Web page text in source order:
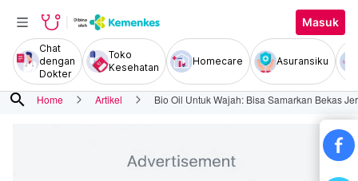
Masuk
Chat
dengan
Dokter
Toko
Kesehatan
Homecare Asuransiku
search Home Artikel Bio Oil Untuk Wajah: Bisa Samarkan Bekas